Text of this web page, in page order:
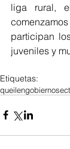
liga rural,
participan
juveniles y
Etiquetas:
queilengobierno